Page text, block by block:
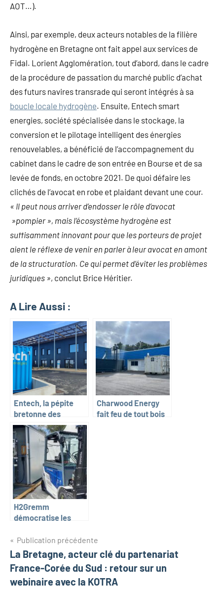
AOT…).
Ainsi, par exemple, deux acteurs notables de la filière
hydrogène en Bretagne ont fait appel aux services de
Fidal. Lorient Agglomération, tout d’abord, dans le cadre
de la procédure de passation du marché public d’achat
des futurs navires transrade qui seront intégrés à sa
boucle locale hydrogène. Ensuite, Entech smart
energies, société spécialisée dans le stockage, la
conversion et le pilotage intelligent des énergies
renouvelables, a bénéficié de l’accompagnement du
cabinet dans le cadre de son entrée en Bourse et de sa
levée de fonds, en octobre 2021. De quoi défaire les
clichés de l’avocat en robe et plaidant devant une cour.
« Il peut nous arriver d’endosser le rôle d’avocat
»pompier », mais l’écosystème hydrogène est
suffisamment innovant pour que les porteurs de projet
aient le réflexe de venir en parler à leur avocat en amont
de la structuration. Ce qui permet d’éviter les problèmes
juridiques », conclut Brice Héritier.
A Lire Aussi :
Entech, la pépite
bretonne des
énergies
renouvelables
Charwood Energy
fait feu de tout bois
H2Gremm
démocratise les
l’hydrogène
Navigation
de
l’article
Publication précédente
La Bretagne, acteur clé du partenariat
France-Corée du Sud : retour sur un
webinaire avec la KOTRA